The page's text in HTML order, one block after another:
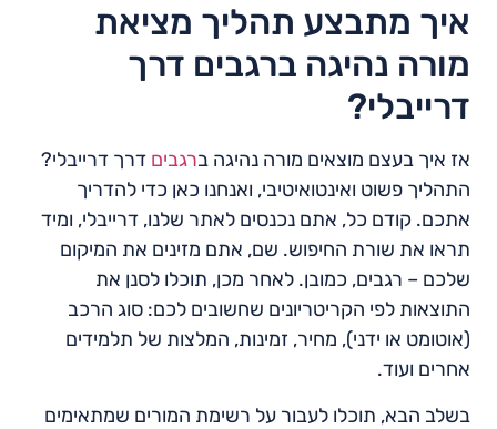
איך מתבצע תהליך מציאת
מורה נהיגה ברגבים דרך
דרייבלי?
אז איך בעצם מוצאים מורה נהיגה ברגבים דרך דרייבלי?
התהליך פשוט ואינטואיטיבי, ואנחנו כאן כדי להדריך
אתכם. קודם כל, אתם נכנסים לאתר שלנו, דרייבלי, ומיד
תראו את שורת החיפוש. שם, אתם מזינים את המיקום
שלכם – רגבים, כמובן. לאחר מכן, תוכלו לסנן את
התוצאות לפי הקריטריונים שחשובים לכם: סוג הרכב
(אוטומט או ידני), מחיר, זמינות, המלצות של תלמידים
אחרים ועוד.
בשלב הבא, תוכלו לעבור על רשימת המורים שמתאימים